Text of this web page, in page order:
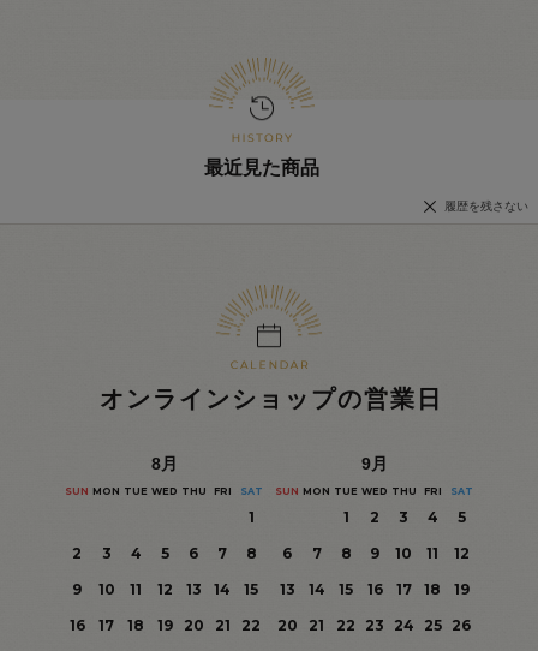
最近見た商品
履歴を残さない
オンラインショップの営業日
8月
SUN MON TUE WED THU FRI SAT
1
2
3 4 5 6 7
8
9
10 11 12 13 14
15
16
17 18 19 20 21
22
9月
SUN MON TUE WED THU FRI SAT
1 2 3 4
5
6
7 8 9 10 11
12
13
14 15 16 17 18
19
20
21 22 23 24 25
26